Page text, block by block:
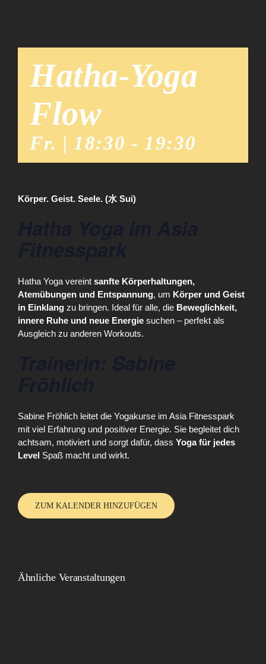
Hatha-Yoga
Flow
Fr. | 18:30 - 19:30
Körper. Geist. Seele. (水 Sui)
Hatha Yoga vereint sanfte Körperhaltungen,
Atemübungen und Entspannung, um Körper und Geist
in Einklang zu bringen. Ideal für alle, die Beweglichkeit,
innere Ruhe und neue Energie suchen – perfekt als
Ausgleich zu anderen Workouts.
Sabine Fröhlich leitet die Yogakurse im Asia Fitnesspark
mit viel Erfahrung und positiver Energie. Sie begleitet dich
achtsam, motiviert und sorgt dafür, dass Yoga für jedes
Level Spaß macht und wirkt.
ZUM KALENDER HINZUFÜGEN
Ähnliche Veranstaltungen